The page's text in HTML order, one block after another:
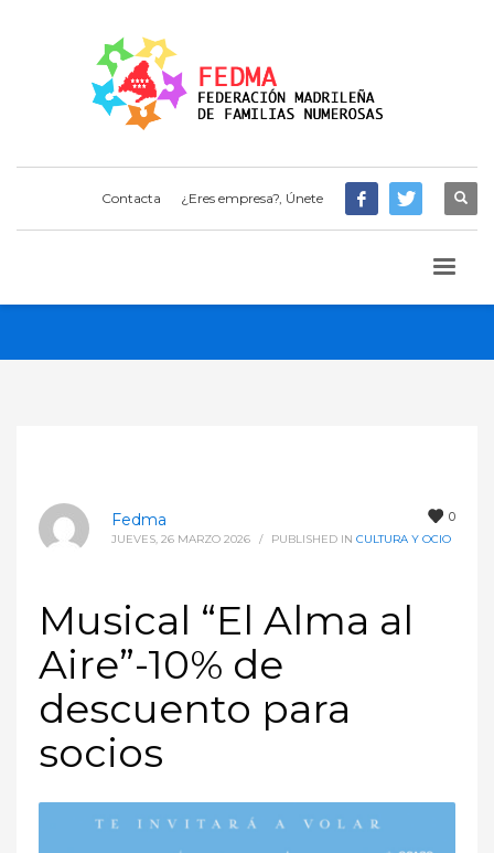
Contacta ¿Eres empresa?, Únete
0
Fedma
JUEVES, 26 MARZO 2026 / PUBLISHED IN CULTURA Y OCIO
Musical “El Alma al
Aire”-10% de
descuento para
socios